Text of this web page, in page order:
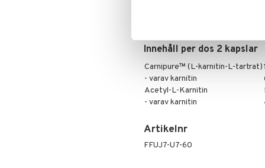
Innehåll per dos 2 kapslar
Carnipure™ (L-karnitin-L-tartrat)
- varav karnitin
Acetyl-L-Karnitin
- varav karnitin
Artikelnr
FFUJ7-U7-60